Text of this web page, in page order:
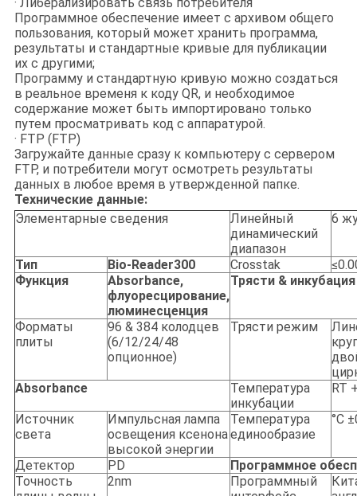
· Либерализировать связь потребителя
Программное обеспечение имеет с архивом общего
пользования, который может хранить программа,
результаты и стандартные кривые для публикации
их с другими;
Программу и стандартную кривую можно создаться
в реальное временя к коду QR, и необходимое
содержание может быть импортировано только
путем просматривать код с аппаратурой.
· FTP (FTP)
Загружайте данные сразу к компьютеру с сервером
FTP, и потребители могут осмотреть результаты
данных в любое время в утвержденной папке.
Технические данные:
Элементарные сведения
Линейный
динамический
диапазон
6
Тип Bio-Reader300 Crosstak
Функция
Absorbance,
флуоресцирование,
люминесценция
Трясти & инкубация
Форматы
плиты
96 & 384 колодцев
(6/12/24/48
опционное)
Трясти режим
Absorbance
Температура
инкубации
RT
Источник
света
Импульсная лампа
освещения ксенона
высокой энергии
Температура
единообразие
°C
Детектор PD
Программное
Точность
2nm
Программный